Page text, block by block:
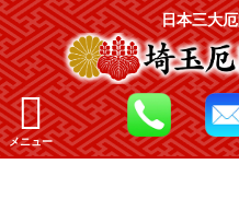
日本三大
メニュー